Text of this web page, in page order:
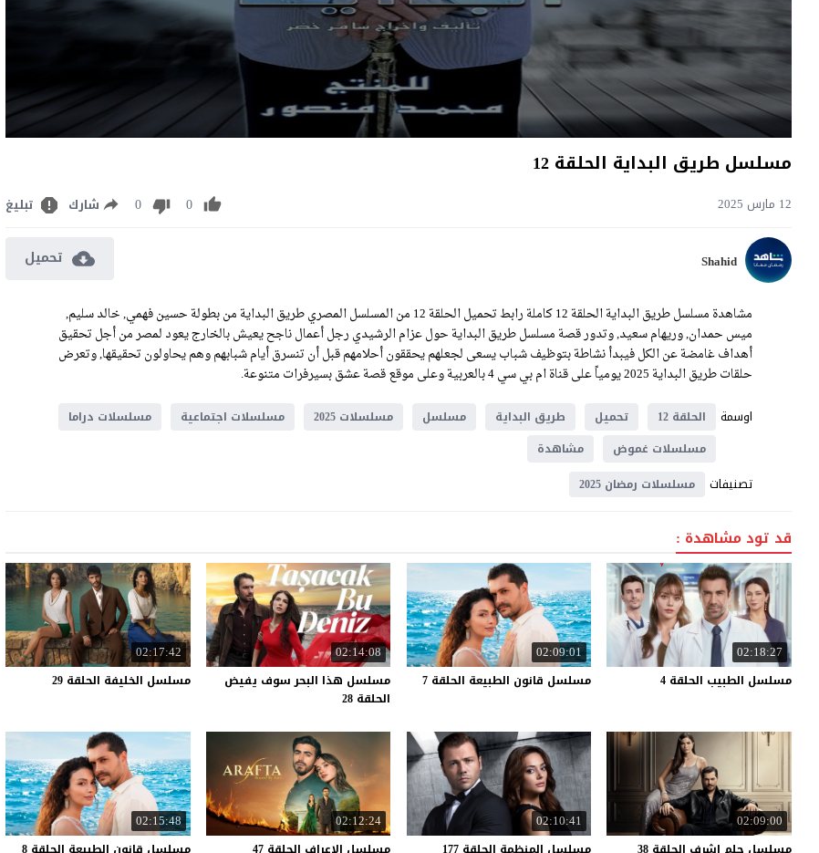
مسلسل طريق البداية الحلقة 12
12 مارس 2025 0
0 شارك تبليغ
Shahid تحميل
مشاهدة مسلسل طريق البداية الحلقة 12 كاملة رابط تحميل الحلقة 12 من المسلسل المصري طريق البداية من بطولة حسين فهمي, خالد سليم,
ميس حمدان, وريهام سعيد, وتدور قصة مسلسل طريق البداية حول عزام الرشيدي رجل أعمال ناجح يعيش بالخارج يعود لمصر من أجل تحقيق
أهداف غامضة عن الكل فيبدأ نشاطة بتوظيف شباب يسعى لجعلهم يحققون أحلامهم قبل أن تنسرق أيام شبابهم وهم يحاولون تحقيقها, وتعرض
حلقات طريق البداية 2025 يومياً على قناة ام بي سي 4 بالعربية وعلى موقع قصة عشق بسيرفرات متنوعة.
اوسمة
الحلقة 12 تحميل طريق البداية مسلسل مسلسلات 2025 مسلسلات اجتماعية
مسلسلات دراما
مسلسلات غموض
مشاهدة
تصنيفات مسلسلات رمضان 2025
قد تود مشاهدة :
02:18:27
مسلسل الطبيب الحلقة 4
02:09:01
مسلسل قانون الطبيعة الحلقة 7
02:14:08
مسلسل هذا البحر سوف يفيض
الحلقة 28
02:17:42
مسلسل الخليفة الحلقة 29
02:09:00
02:10:41
02:12:24
02:15:48